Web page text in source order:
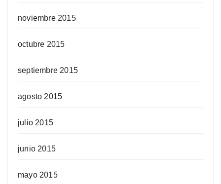
noviembre 2015
octubre 2015
septiembre 2015
agosto 2015
julio 2015
junio 2015
mayo 2015